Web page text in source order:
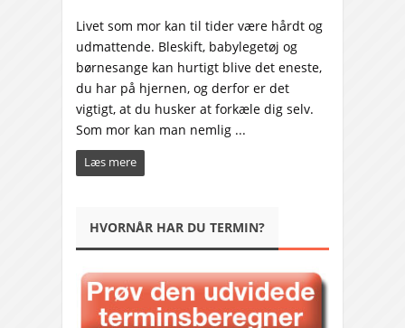
Livet som mor kan til tider være hårdt og
udmattende. Bleskift, babylegetøj og
børnesange kan hurtigt blive det eneste,
du har på hjernen, og derfor er det
vigtigt, at du husker at forkæle dig selv.
Som mor kan man nemlig ...
Læs mere
HVORNÅR HAR DU TERMIN?